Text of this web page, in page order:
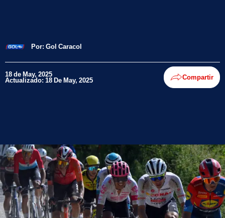
Por: Gol Caracol
18 de May, 2025
Actualizado: 18 De May, 2025 Compartir